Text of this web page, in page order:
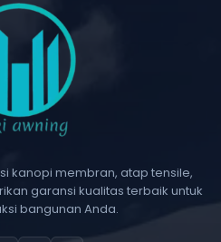
kanopi membran, atap tensile,
garansi kualitas terbaik untuk
bangunan Anda.